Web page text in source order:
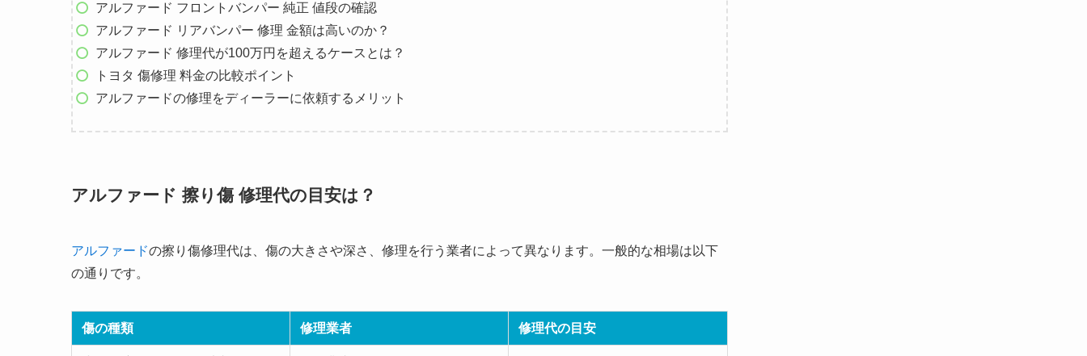
アルファード フロントバンパー 純正 値段の確認
アルファード リアバンパー 修理 金額は高いのか？
アルファード 修理代が100万円を超えるケースとは？
トヨタ 傷修理 料金の比較ポイント
アルファードの修理をディーラーに依頼するメリット
アルファード 擦り傷 修理代の目安は？
アルファードの擦り傷修理代は、傷の大きさや深さ、修理を行う業者によって異なります。一般的な相場は以下
の通りです。
傷の種類 修理業者 修理代の目安